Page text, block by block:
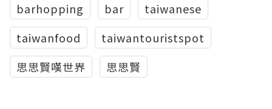
barhopping
bar
taiwanese
taiwanfood
taiwantouristspot
思思賢嘆世界
思思賢